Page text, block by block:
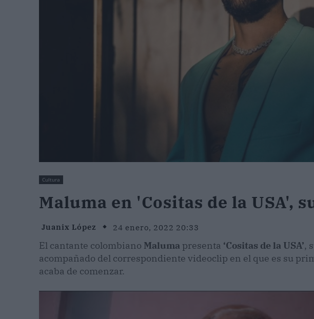
Cultura
Maluma en 'Cositas de la USA',
Juanix López 24 enero, 2022 20:33
El cantante colombiano Maluma presenta ‘Cositas de la USA’,
acompañado del correspondiente videoclip en el que es su
acaba de comenzar.